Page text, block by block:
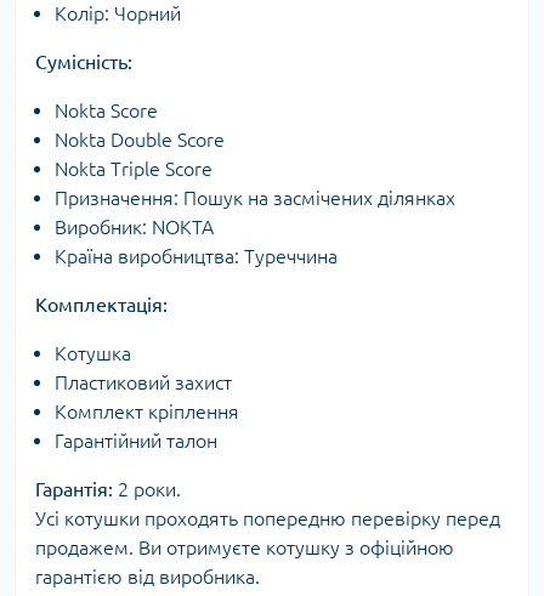
Колір: Чорний
Сумісність:
Nokta Score
Nokta Double Score
Nokta Triple Score
Призначення: Пошук на засмічених ділянках
Виробник: NOKTA
Країна виробництва: Туреччина
Комплектація:
Котушка
Пластиковий захист
Комплект кріплення
Гарантійний талон
Гарантія: 2 роки.
Усі котушки проходять попередню перевірку перед
продажем. Ви отримуєте котушку з офіційною
гарантією від виробника.